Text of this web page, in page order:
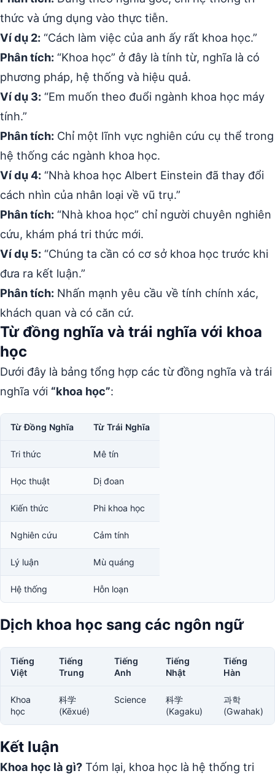
thức và ứng dụng vào thực tiễn.
Ví dụ 2: “Cách làm việc của anh ấy rất khoa học.”
Phân tích: “Khoa học” ở đây là tính từ, nghĩa là có
phương pháp, hệ thống và hiệu quả.
Ví dụ 3: “Em muốn theo đuổi ngành khoa học máy
tính.”
Phân tích: Chỉ một lĩnh vực nghiên cứu cụ thể trong
hệ thống các ngành khoa học.
Ví dụ 4: “Nhà khoa học Albert Einstein đã thay đổi
cách nhìn của nhân loại về vũ trụ.”
Phân tích: “Nhà khoa học” chỉ người chuyên nghiên
cứu, khám phá tri thức mới.
Ví dụ 5: “Chúng ta cần có cơ sở khoa học trước khi
đưa ra kết luận.”
Phân tích: Nhấn mạnh yêu cầu về tính chính xác,
khách quan và có căn cứ.
Từ đồng nghĩa và trái nghĩa với khoa
học
Dưới đây là bảng tổng hợp các từ đồng nghĩa và trái
nghĩa với “khoa học”:
Từ Đồng Nghĩa Từ Trái Nghĩa
Tri thức Mê tín
Học thuật Dị đoan
Kiến thức Phi khoa học
Nghiên cứu Cảm tính
Lý luận Mù quáng
Hệ thống Hỗn loạn
Dịch khoa học sang các ngôn ngữ
Tiếng
Việt
Tiếng
Trung
Tiếng
Anh
Tiếng
Nhật
Tiếng
Hàn
Khoa
học
科学
(Kēxué)
Science
科学
(Kagaku)
과학
(Gwahak)
Kết luận
Khoa học là gì? Tóm lại, khoa học là hệ thống tri